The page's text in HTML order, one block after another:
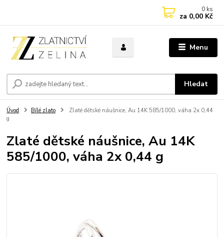
Menu
Hledat
0 ks
za 0,00 Kč
Úvod Bílé zlato
Zlaté dětské náušnice, Au 14K 585/1000, váha 2x 0,44
g
Zlaté dětské náušnice, Au 14K
585/1000, váha 2x 0,44 g